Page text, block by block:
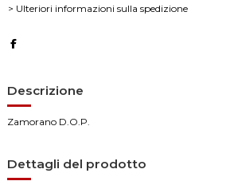
> Ulteriori informazioni sulla spedizione
Descrizione
Zamorano D.O.P.
Dettagli del prodotto